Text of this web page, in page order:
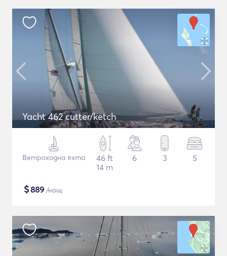
Yacht 462 cutter/ketch
Ветроходна яхта
46 ft
14 m
6 3 5
$889 /нощ